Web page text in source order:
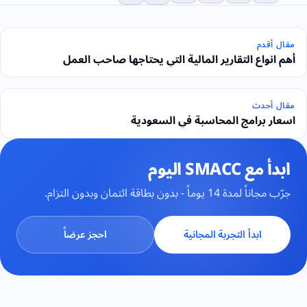
مقال أقدم
أهم انواع التقارير المالية التي يحتاجها صاحب العمل
مقال أحدث
اسعار برامج المحاسبة في السعودية
ابدأ مع SMACC اليوم
جرّب مجاناً لمدة 14 يوماً - بدون بطاقة ائتمان وبدون التزام.
ابدأ التجربة المجانية احجز عرضاً